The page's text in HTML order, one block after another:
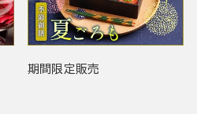
期間限定販売